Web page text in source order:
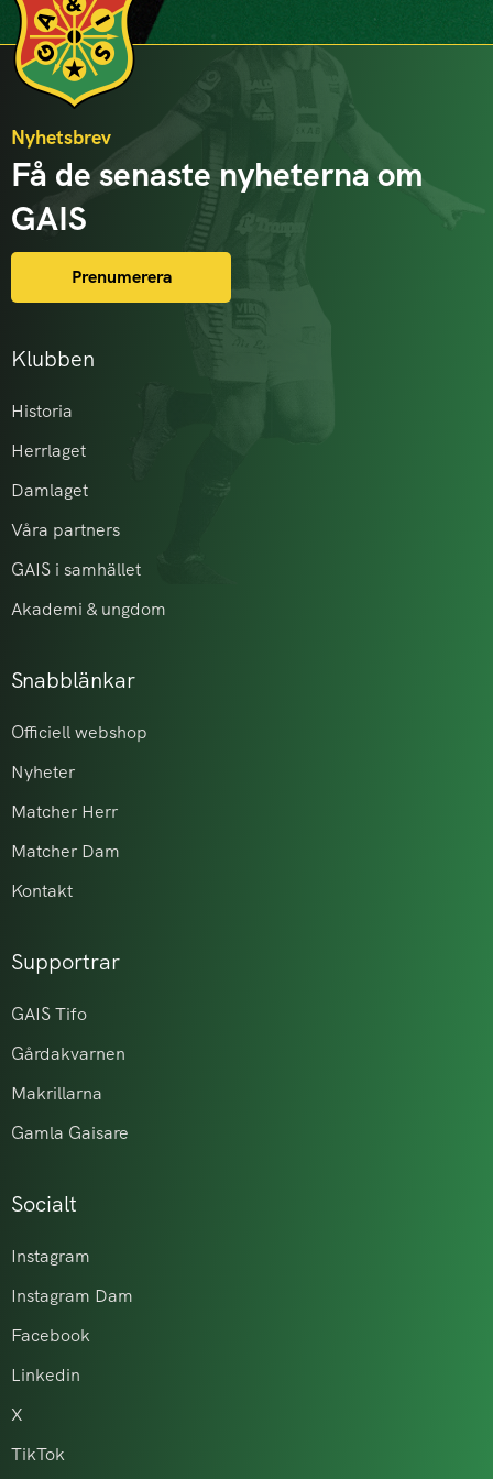
Klubben
Historia
Herrlaget
Damlaget
Våra partners
GAIS i samhället
Akademi & ungdom
Snabblänkar
Officiell webshop
Nyheter
Matcher Herr
Matcher Dam
Kontakt
Supportrar
GAIS Tifo
Gårdakvarnen
Makrillarna
Gamla Gaisare
Socialt
Instagram
Instagram Dam
Facebook
Linkedin
X
TikTok
Nyhetsbrev
Få de senaste nyheterna om
GAIS
Prenumerera